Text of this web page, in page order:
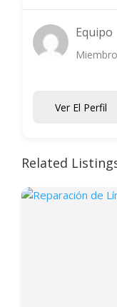
Equipo
Ver El Perfil
Related